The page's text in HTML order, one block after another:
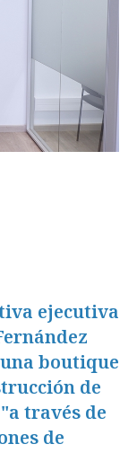
ejecutiva
boutique
de
través de
de